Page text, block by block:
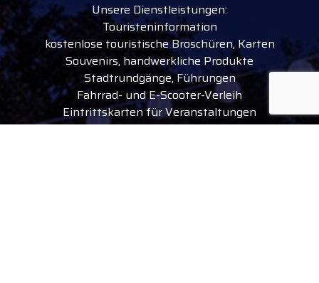
Unsere Dienstleistungen:
Touristeninformation
kostenlose touristische Broschüren, Karten
Souvenirs, handwerkliche Produkte
Stadtrundgänge, Führungen
Fahrrad- und E-Scooter-Verleih
Eintrittskarten für Veranstaltungen